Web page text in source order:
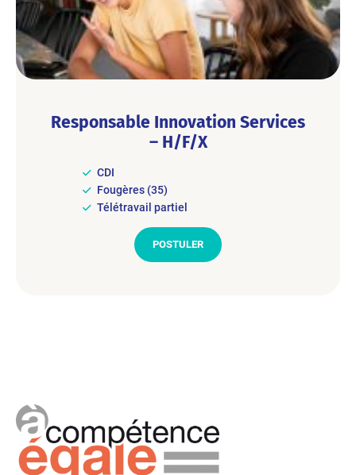
Responsable Innovation Services
– H/F/X
CDI
Fougères (35)
Télétravail partiel
POSTULER